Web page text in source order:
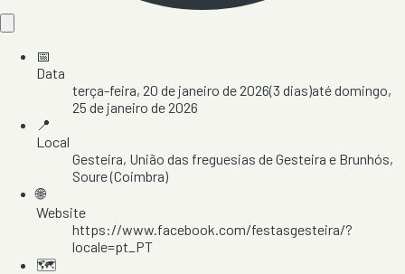
📅
Data
terça-feira, 20 de janeiro de 2026(3 dias)atédomingo,
25 de janeiro de 2026
📍
Local
Gesteira, União das freguesias de Gesteira e Brunhós,
Soure(Coimbra)
🌐
Website
https://www.facebook.com/festasgesteira/?
locale=pt_PT
🗺️